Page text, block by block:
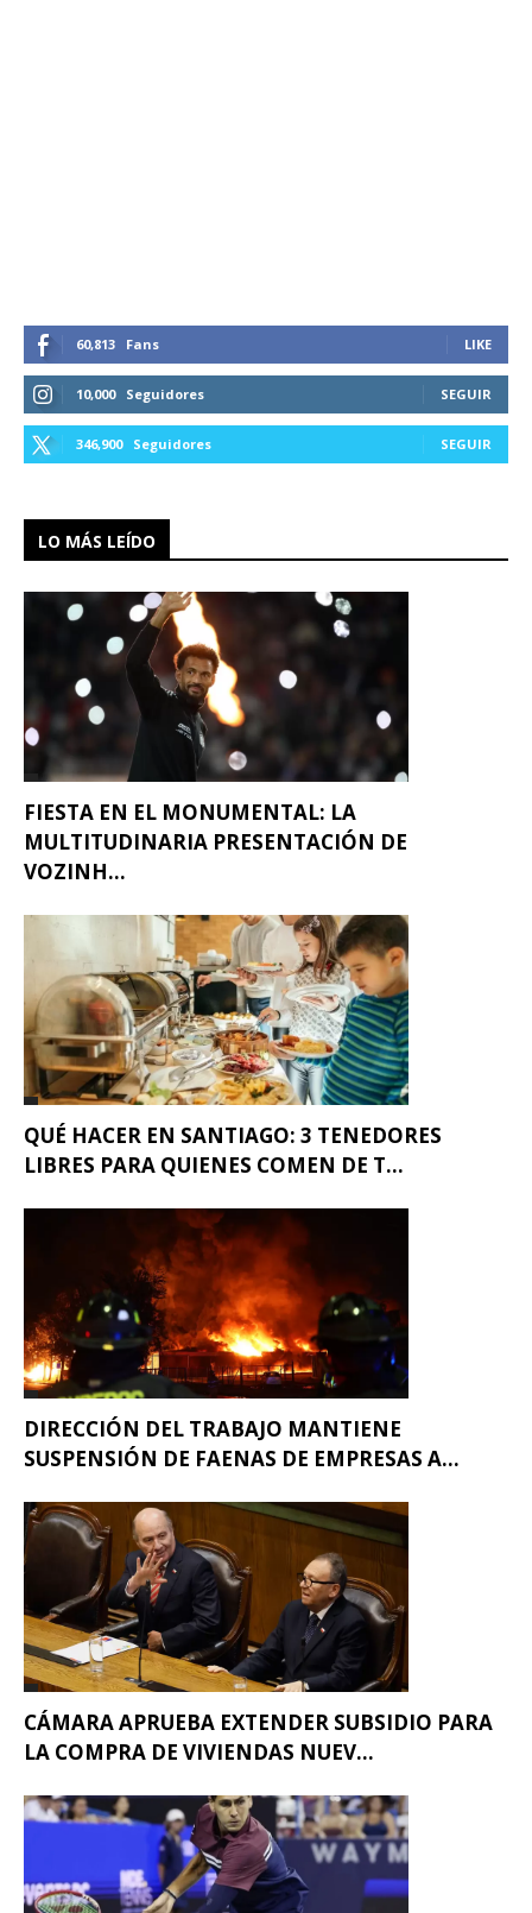
60,813 Fans LIKE
10,000 Seguidores SEGUIR
346,900 Seguidores SEGUIR
LO MÁS LEÍDO
FIESTA EN EL MONUMENTAL: LA
MULTITUDINARIA PRESENTACIÓN DE
VOZINH...
QUÉ HACER EN SANTIAGO: 3 TENEDORES
LIBRES PARA QUIENES COMEN DE T...
DIRECCIÓN DEL TRABAJO MANTIENE
SUSPENSIÓN DE FAENAS DE EMPRESAS A...
CÁMARA APRUEBA EXTENDER SUBSIDIO PARA
LA COMPRA DE VIVIENDAS NUEV...